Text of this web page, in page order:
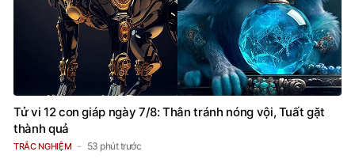
Tử vi 12 con giáp ngày 7/8: Thân tránh nóng vội, Tuất gặt
thành quả
TRẮC NGHIỆM 53 phút trước